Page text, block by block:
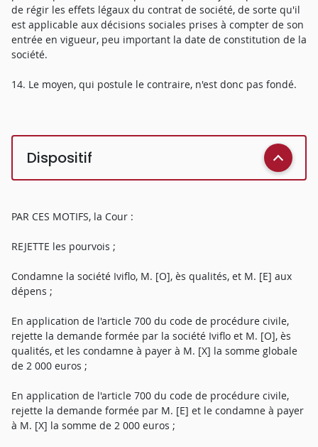
de régir les effets légaux du contrat de société, de sorte qu'il
est applicable aux décisions sociales prises à compter de son
entrée en vigueur, peu important la date de constitution de la
société.
14. Le moyen, qui postule le contraire, n'est donc pas fondé.
Dispositif
PAR CES MOTIFS, la Cour :
REJETTE les pourvois ;
Condamne la société Iviflo, M. [O], ès qualités, et M. [E] aux
dépens ;
En application de l'article 700 du code de procédure civile,
rejette la demande formée par la société Iviflo et M. [O], ès
qualités, et les condamne à payer à M. [X] la somme globale
de 2 000 euros ;
En application de l'article 700 du code de procédure civile,
rejette la demande formée par M. [E] et le condamne à payer
à M. [X] la somme de 2 000 euros ;